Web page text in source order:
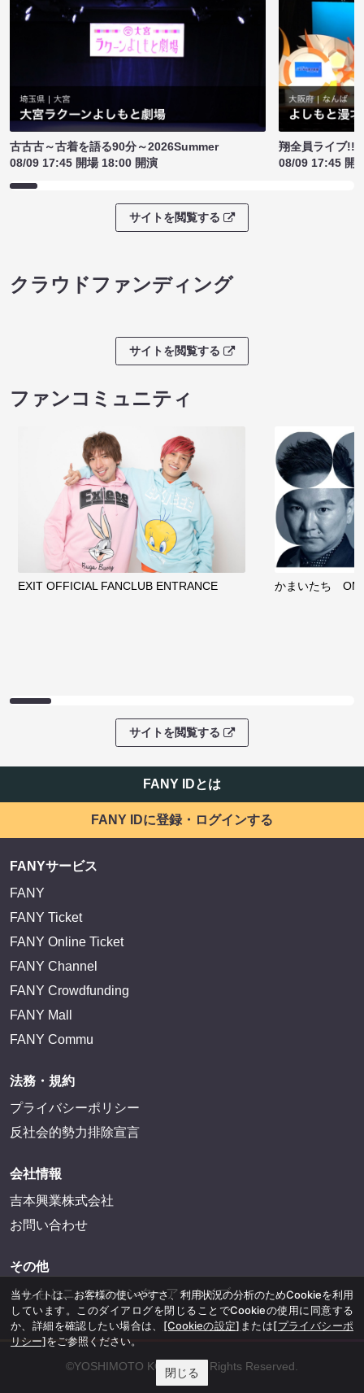
古古古～古着を語る90分～2026Summer
08/09 17:45 開場 18:00 開演
翔全員ライブ!!!
08/09 17:45 開
サイトを閲覧する
クラウドファンディング
サイトを閲覧する
ファンコミュニティ
EXIT OFFICIAL FANCLUB ENTRANCE かまいたち
サイトを閲覧する
FANY IDとは
FANY IDに登録・ログインする
FANYサービス
FANY
FANY Ticket
FANY Online Ticket
FANY Channel
FANY Crowdfunding
FANY Mall
FANY Commu
法務・規約
プライバシーポリシー
反社会的勢力排除宣言
会社情報
吉本興業株式会社
お問い合わせ
その他
よしもとニュースセンターアーカイブ
©YOSHIMOTO KOGYO, All Rights Reserved.
当サイトは、お客様の使いやすさ、利用状況の分析のためCookieを利用
しています。このダイアログを閉じることでCookieの使用に同意する
か、詳細を確認したい場合は、 [Cookieの設定] または[プライバシーポ
リシー]をご参照ください。
閉じる